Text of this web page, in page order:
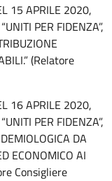
15 APRILE 2020,
PER FIDENZA”,
(Relatore
16 APRILE 2020,
PER FIDENZA”,
DA
ECONOMICO AI
Consigliere